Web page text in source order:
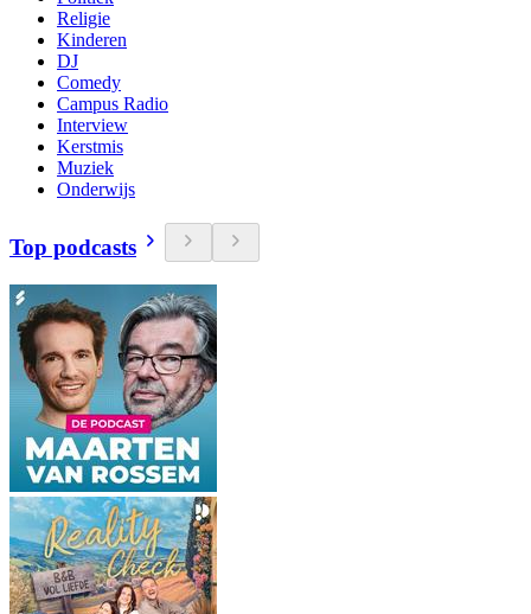
Religie
Kinderen
DJ
Comedy
Campus Radio
Interview
Kerstmis
Muziek
Onderwijs
Top podcasts